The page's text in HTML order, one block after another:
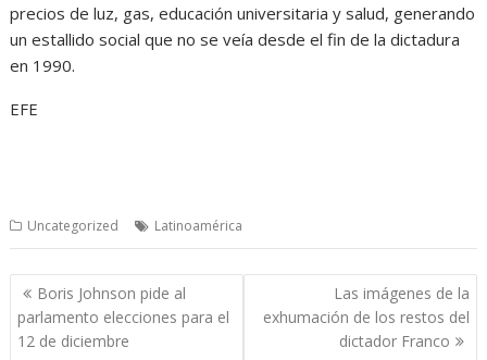
precios de luz, gas, educación universitaria y salud, generando
un estallido social que no se veía desde el fin de la dictadura
en 1990.
EFE
Uncategorized Latinoamérica
Navegación
de
entradas
Boris Johnson pide al
parlamento elecciones para el
12 de diciembre
Las imágenes de la
exhumación de los restos del
dictador Franco